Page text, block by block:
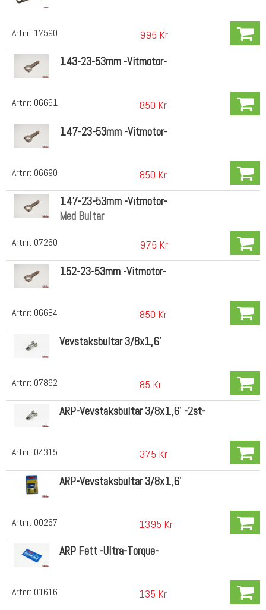
Artnr: 17590 995 Kr
Artnr: 06691
143-23-53mm -Vitmotor-
850 Kr
Artnr: 06690
147-23-53mm -Vitmotor-
850 Kr
Artnr: 07260
147-23-53mm -Vitmotor-
Med Bultar
975 Kr
Artnr: 06684
152-23-53mm -Vitmotor-
850 Kr
Artnr: 07892
Vevstaksbultar 3/8x1,6'
85 Kr
Artnr: 04315
ARP-Vevstaksbultar 3/8x1,6' -2st-
375 Kr
Artnr: 00267
ARP-Vevstaksbultar 3/8x1,6'
1395 Kr
Artnr: 01616
ARP Fett -Ultra-Torque-
135 Kr